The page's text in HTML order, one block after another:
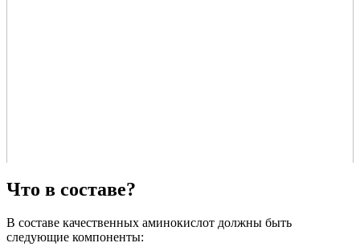
Что в составе?
В составе качественных аминокислот должны быть
следующие компоненты: